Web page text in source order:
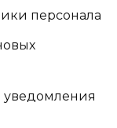
персонала
уведомления